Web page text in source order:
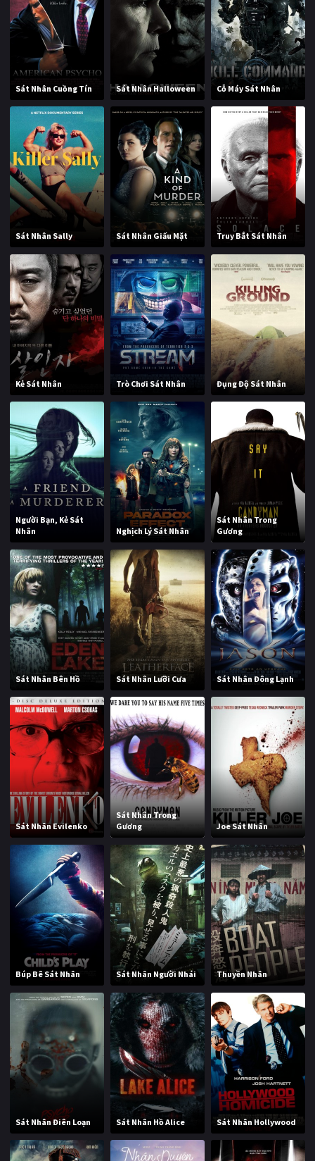
Sát Nhân Cuồng Tín Sát Nhân Halloween Cỗ Máy Sát Nhân
Sát Nhân Sally Sát Nhân Giấu Mặt Truy Bắt Sát Nhân
Kẻ Sát Nhân Trò Chơi Sát Nhân Đụng Độ Sát Nhân
Người Bạn, Kẻ Sát
Nhân
Nghịch Lý Sát Nhân
Sát Nhân Trong
Gương
Sát Nhân Bên Hồ Sát Nhân Lưỡi Cưa Sát Nhân Đông Lạnh
Sát Nhân Evilenko
Sát Nhân Trong
Gương
Joe Sát Nhân
Búp Bê Sát Nhân Sát Nhân Người Nhái Thuyền Nhân
Sát Nhân Điên Loạn Sát Nhân Hồ Alice Sát Nhân Hollywood